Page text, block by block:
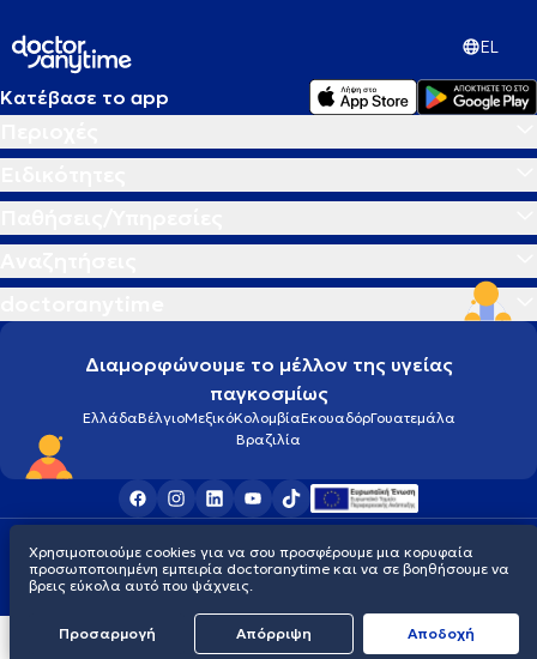
EL
Κατέβασε το app
Διαμορφώνουμε το μέλλον της υγείας
παγκοσμίως
ΕλλάδαΒέλγιοΜεξικόΚολομβίαΕκουαδόρΓουατεμάλα
Βραζιλία
Οροι χρήσης Cookies Πολιτική προστασίας προσωπικού απορρήτου
© 2026 doctoranytime
Χρησιμοποιούμε cookies για να σου προσφέρουμε μια κορυφαία
προσωποποιημένη εμπειρία doctoranytime και να σε βοηθήσουμε να
βρεις εύκολα αυτό που ψάχνεις.
Προσαρμογή Απόρριψη Aποδοχή